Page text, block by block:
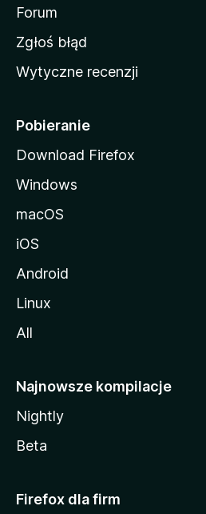
o
z
l
i
Forum
Zgłoś błąd
Wytyczne recenzji
Pobieranie
Download Firefox
Windows
macOS
iOS
Android
Linux
All
Najnowsze kompilacje
Nightly
Beta
Firefox dla firm